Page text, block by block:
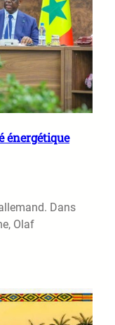
énergétique
Dans
Olaf